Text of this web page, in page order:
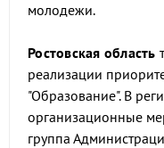
молодежи.
Ростовская область
реализации
"Образование". В
организационные
группа